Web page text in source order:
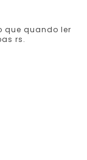
que quando ler
rs.